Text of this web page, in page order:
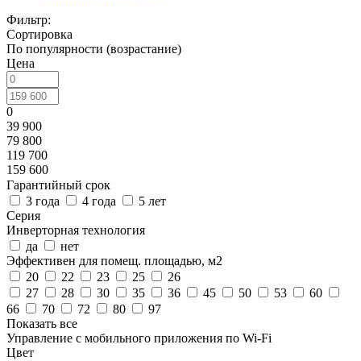
Фильтр:
Сортировка
По популярности (возрастание)
Цена
0
39 900
79 800
119 700
159 600
Гарантийный срок
3 года
4 года
5 лет
Серия
Инверторная технология
да
нет
Эффективен для помещ. площадью, м2
20
22 23 25
26
27
28 30 35 36 45 50 53
60
66
70 72 80
97
Показать все
Управление c мобильного приложения по Wi-Fi
Цвет